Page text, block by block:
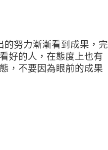
的努力漸漸看到成果，完
好的人，在態度上也有
，不要因為眼前的成果